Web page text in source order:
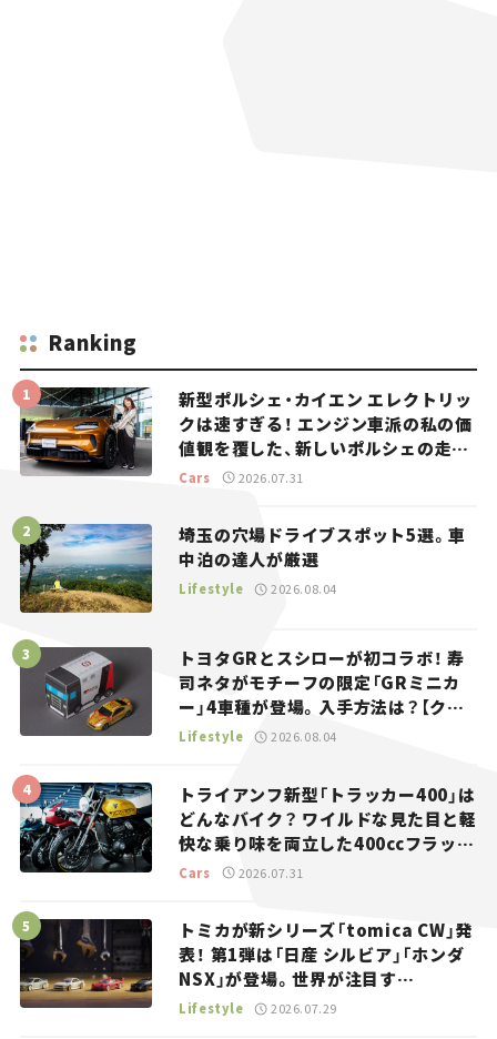
Ranking
新型ポルシェ・カイエン エレクトリッ
クは速すぎる！ エンジン車派の私の価
値観を覆した、新しいポルシェの走
り。
Cars 2026.07.31
埼玉の穴場ドライブスポット5選。車
中泊の達人が厳選
Lifestyle 2026.08.04
トヨタGRとスシローが初コラボ！ 寿
司ネタがモチーフの限定「GRミニカ
ー」4車種が登場。入手方法は？【クル
マとホビー】
Lifestyle 2026.08.04
トライアンフ新型「トラッカー400」は
どんなバイク？ ワイルドな見た目と軽
快な乗り味を両立した400ccフラット
トラッカー【試乗レビュー】
Cars 2026.07.31
トミカが新シリーズ「tomica CW」発
表！ 第1弾は「日産 シルビア」「ホンダ
NSX」が登場。世界が注目す
る“JDM”に焦点【クルマとホビー】
Lifestyle 2026.07.29